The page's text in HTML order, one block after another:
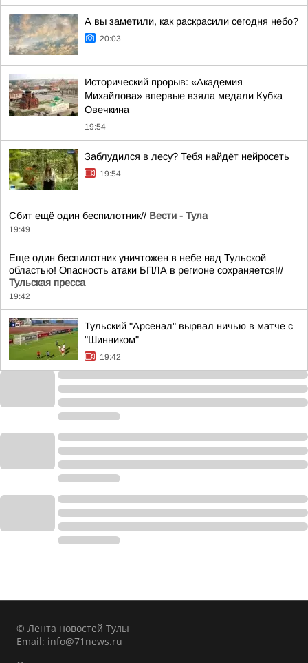
А вы заметили, как раскрасили сегодня небо?
20:03
Исторический прорыв: «Академия
Михайлова» впервые взяла медали Кубка
Овечкина
19:54
Заблудился в лесу? Тебя найдёт нейросеть
19:54
Сбит ещё один беспилотник// Вести - Тула
19:49
Еще один беспилотник уничтожен в небе над Тульской
областью! Опасность атаки БПЛА в регионе сохраняется!//
Тульская пресса
19:42
Тульский "Арсенал" вырвал ничью в матче с
"Шинником"
19:42
© Лента новостей Тулы
Email: info@71news.ru